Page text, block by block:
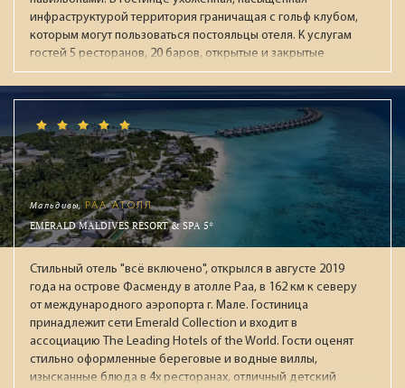
инфраструктурой территория граничащая с гольф клубом,
которым могут пользоваться постояльцы отеля. К услугам
гостей 5 ресторанов, 20 баров, открытые и закрытые
бассейны (в т.ч. с подогревом зимой), аквапарк с 13
воднымии горками, СПА-центр, тренажёрный зал, детская
зона (Kids & Junior Club), круглосуточный зал ожидания при
раннем заезде / позднем выезде. В течении дня работает
анимационная команда, а по вечерам проходят
театрализованные представления с приглашенными
артистами. В "Ультра Всё включено" входят брендовые
напитки мировых производителей: виски, коньяки,
мартини, водка, джины, ромы и ликеры. На пляже целый
день мороженное, вафли, фрукты. За номерами
взыскательной публики.
Мальдивы, РАА АТОЛЛ
EMERALD MALDIVES RESORT & SPA 5*
Стильный отель "всё включено", открылся в августе 2019
года на острове Фасменду в атолле Раа, в 162 км к северу
от международного аэропорта г. Мале. Гостиница
принадлежит сети Emerald Collection и входит в
ассоциацию The Leading Hotels of the World. Гости оценят
стильно оформленные береговые и водные виллы,
изысканные блюда в 4х ресторанах, отличный детский